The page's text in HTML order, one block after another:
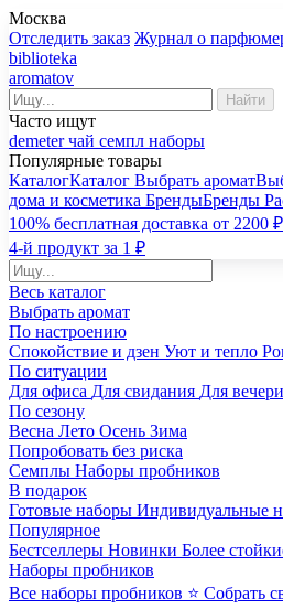
Москва
Отследить заказ Журнал о
biblioteka
aromatov
Найти
Часто ищут
demeterчай семпл наборы
Популярные товары
КаталогКаталог Выбрать аромат
дома и косметика БрендыБренды
100% бесплатная доставка от 2200
4-й продукт за 1 ₽
Весь каталог
Выбрать аромат
По настроению
Спокойствие и дзен Уют и тепло
По ситуации
Для офиса Для свидания Для
По сезону
Весна Лето Осень Зима
Попробовать без риска
Семплы Наборы пробников
В подарок
Готовые наборы Индивидуальные
Популярное
Бестселлеры Новинки Более
Наборы пробников
Все наборы пробников ⭐ Собрать